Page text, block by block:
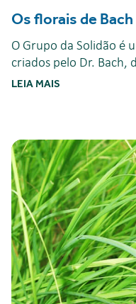
Os florais de
O Grupo da Solidão é
criados pelo Dr. Bach,
LEIA MAIS